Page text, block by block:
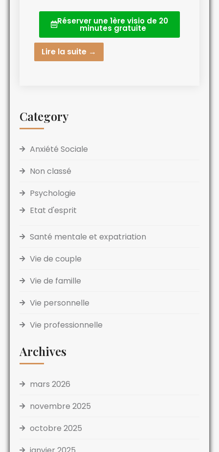
Réserver une 1ère visio de 20
minutes gratuite
Lire la suite →
Category
Anxiété Sociale
Non classé
Psychologie
Etat d'esprit
Santé mentale et expatriation
Vie de couple
Vie de famille
Vie personnelle
Vie professionnelle
Archives
mars 2026
novembre 2025
octobre 2025